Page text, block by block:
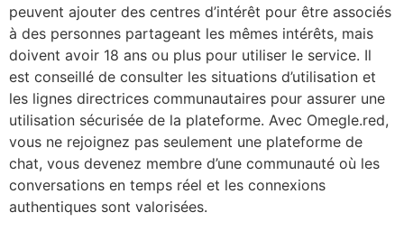
peuvent ajouter des centres d’intérêt pour être associés
à des personnes partageant les mêmes intérêts, mais
doivent avoir 18 ans ou plus pour utiliser le service. Il
est conseillé de consulter les situations d’utilisation et
les lignes directrices communautaires pour assurer une
utilisation sécurisée de la plateforme. Avec Omegle.red,
vous ne rejoignez pas seulement une plateforme de
chat, vous devenez membre d’une communauté où les
conversations en temps réel et les connexions
authentiques sont valorisées.